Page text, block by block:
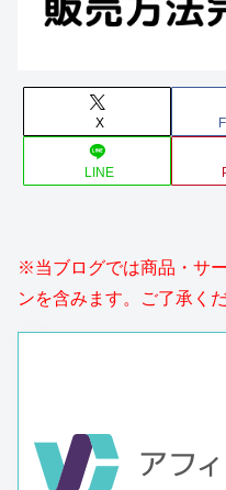
X
LINE
※当ブログでは商品・サ
ンを含みます。ご了承くだ